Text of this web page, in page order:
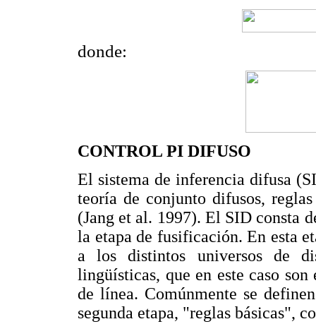
donde:
CONTROL PI DIFUSO
El sistema de inferencia difusa
teoría de conjunto difusos,
(Jang et al. 1997). El SID consta
la etapa de fusificación. En esta
a los distintos universos de
lingüísticas, que en este caso
de línea. Comúnmente se
segunda etapa, "reglas básicas",